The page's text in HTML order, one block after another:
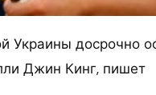
Украины досрочно
Джин Кинг, пишет